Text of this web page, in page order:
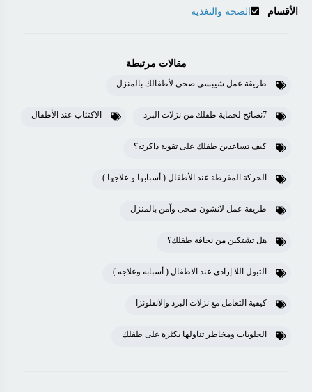
الأقسام الصحة والتغذية
مقالات مرتبطة
طريقة عمل شيبسى صحى لأطفالك بالمنزل
7نصائح لحماية طفلك من نزلات البرد الاكتئاب عند الأطفال
كيف تساعدين طفلك على تقوية ذاكرته؟
الحركة المفرطة عند الأطفال ( أسبابها و علاجها )
طريقة عمل لانشون صحى وآمن بالمنزل
هل تشتكين من نحافة طفلك؟
التبول اللا إرادى عند الاطفال ( أسبابه وعلاجه )
كيفية التعامل مع نزلات البرد والانفلونزا
الحلويات ومخاطر تناولها بكثرة على طفلك